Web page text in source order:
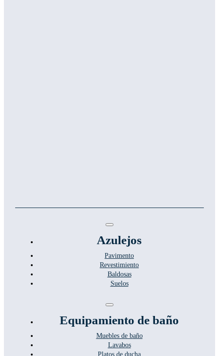
Toggle
Navigation
Azulejos
Pavimento
Revestimiento
Baldosas
Suelos
Toggle
Navigation
Equipamiento de baño
Muebles de baño
Lavabos
Platos de ducha